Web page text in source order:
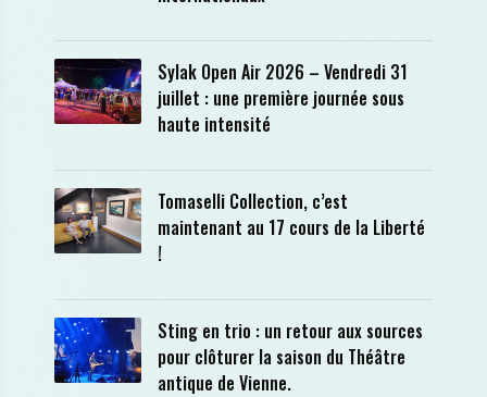
Sylak Open Air 2026 – Vendredi 31
juillet : une première journée sous
haute intensité
Tomaselli Collection, c’est
maintenant au 17 cours de la Liberté
!
Sting en trio : un retour aux sources
pour clôturer la saison du Théâtre
antique de Vienne.